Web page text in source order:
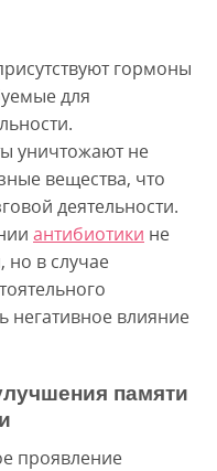
гормоны
для
уничтожают не
вещества, что
деятельности.
антибиотики не
но в случае
негативное влияние
памяти
проявление